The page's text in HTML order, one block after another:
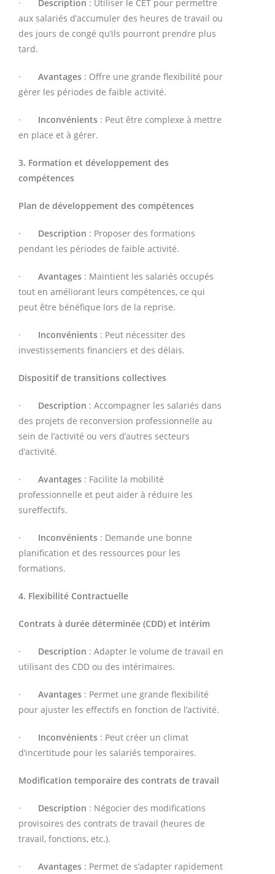
· Description : Utiliser le CET pour permettre
aux salariés d’accumuler des heures de travail ou
des jours de congé qu’ils pourront prendre plus
tard.
· Avantages : Offre une grande flexibilité pour
gérer les périodes de faible activité.
· Inconvénients : Peut être complexe à mettre
en place et à gérer.
3. Formation et développement des
compétences
Plan de développement des compétences
· Description : Proposer des formations
pendant les périodes de faible activité.
· Avantages : Maintient les salariés occupés
tout en améliorant leurs compétences, ce qui
peut être bénéfique lors de la reprise.
· Inconvénients : Peut nécessiter des
investissements financiers et des délais.
Dispositif de transitions collectives
· Description : Accompagner les salariés dans
des projets de reconversion professionnelle au
sein de l’activité ou vers d’autres secteurs
d’activité.
· Avantages : Facilite la mobilité
professionnelle et peut aider à réduire les
sureffectifs.
· Inconvénients : Demande une bonne
planification et des ressources pour les
formations.
4. Flexibilité Contractuelle
Contrats à durée déterminée (CDD) et intérim
· Description : Adapter le volume de travail en
utilisant des CDD ou des intérimaires.
· Avantages : Permet une grande flexibilité
pour ajuster les effectifs en fonction de l’activité.
· Inconvénients : Peut créer un climat
d’incertitude pour les salariés temporaires.
Modification temporaire des contrats de travail
· Description : Négocier des modifications
provisoires des contrats de travail (heures de
travail, fonctions, etc.).
· Avantages : Permet de s’adapter rapidement